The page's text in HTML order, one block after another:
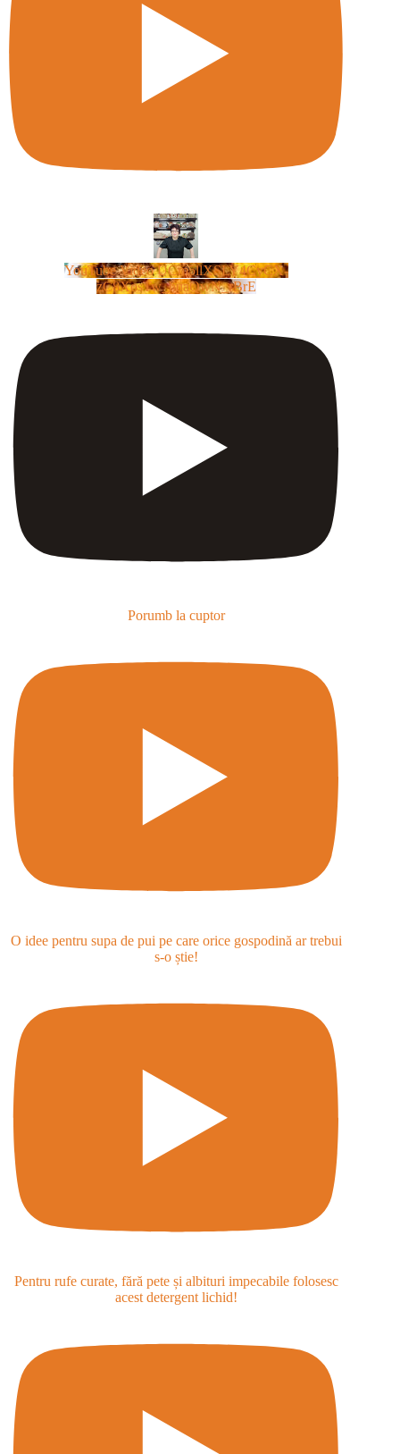
YouTube Video UCm5llXSLY4CyCX-
zC8XosTw_huaQwN_rBrE
Porumb la cuptor
O idee pentru supa de pui pe care orice gospodină ar trebui
s-o știe!
Pentru rufe curate, fără pete și albituri impecabile folosesc
acest detergent lichid!